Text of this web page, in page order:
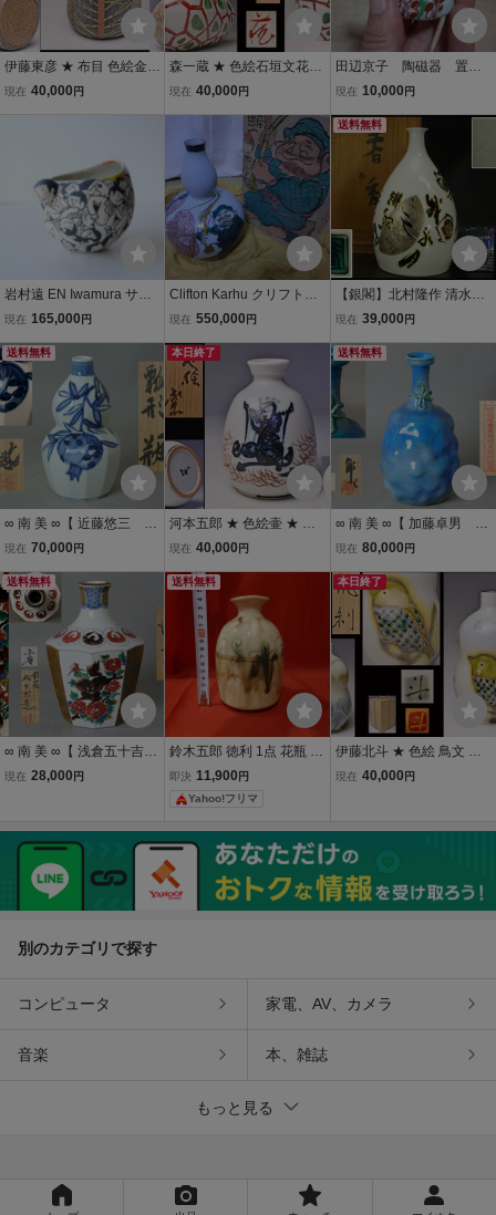
伊藤東彦 ★ 布目 色絵金彩
松文 徳利 ★ 共箱 ★ 布目
現在 40,000 円
森一蔵 ★ 色絵石垣文花入
★ 共箱 ★ 徳利 にも ★ 検
万古焼 ★ 赤と緑 ★ 萬古
焼 万古焼
現在 40,000 円
田辺京子 陶磁器 置
物 オブジェ 九谷焼
現在 10,000 円
岩村遠 EN Iwamura サラ
リーマンカップ 現代美術
現在 165,000 円
Clifton Karhu クリフト
ン・カーフ 九谷焼 特大サ
鯛つり恵比寿 小槌大黒 木
箱付き 七福神 縁起物 真作
現在 550,000 円
送料無料
【銀閣】北村隆作 清水公
昭絵「春秀」共箱 旧家蔵
現在 39,000 円
送料無料
∞ 南 美 ∞【 近藤悠三 柘
榴 染付 瓢形 瓶 共
高さ約20.8cm 人間国
宝 ザクロ 花瓶 飾瓶
現在 70,000 円
本日終了
河本五郎 ★ 色絵壷 ★ 共
箱 ★ 人物文 ★ 染付赤絵
戸 ★ 父 河本礫亭 ★ 子息
河本太郎 ★ ユニークな模
様 ★
現在 40,000 円
送料無料
∞ 南 美 ∞【 加藤卓男 青
釉 銀華 紐飾 花入 共
さ約25.7cm 人間国宝
「重要無形文化財」在
印 花瓶
現在 80,000 円
送料無料
∞ 南 美 ∞【 浅倉五十吉
九谷 色絵 六稜 壷
児 鶉 壺
現在 28,000 円
送料無料
鈴木五郎 徳利 1点 花瓶 一
輪挿 酒注 酒器 花器
即決 11,900 円
Yahoo!フリマ
本日終了
伊藤北斗 ★ 色絵 鳥文 瓢
箪 徳利 ★ 共箱 共布 ★
らしい絵付の逸品 ★ 酒器
★
現在 40,000 円
別のカテゴリで探す
コンピュータ 家電、AV、カメラ
音楽 本、雑誌
もっと見る